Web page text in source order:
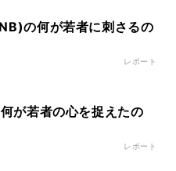
の何が若者に刺さるの
レポート
が若者の心を捉えたの
レポート